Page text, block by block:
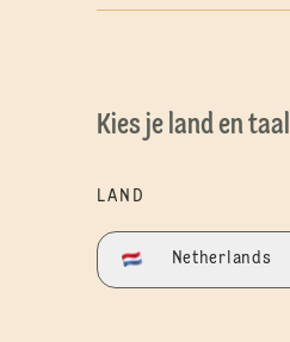
Kies je land en taal
LAND
Netherlands